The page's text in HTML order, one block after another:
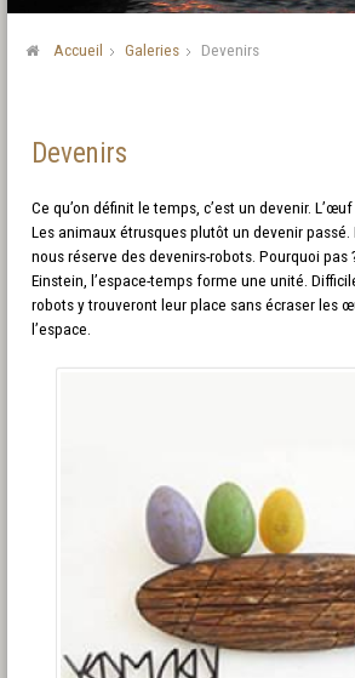
Accueil Galeries Devenirs
Devenirs
Ce qu’on définit le temps, c’est un devenir.
Les animaux étrusques plutôt un devenir passé.
nous réserve des devenirs-robots. Pourquoi pas
Einstein, l’espace-temps forme une unité.
robots y trouveront leur place sans écraser les
l’espace.